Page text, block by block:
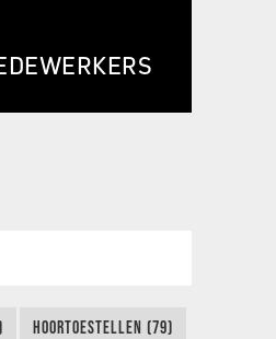
HOORTOESTELLEN (79)